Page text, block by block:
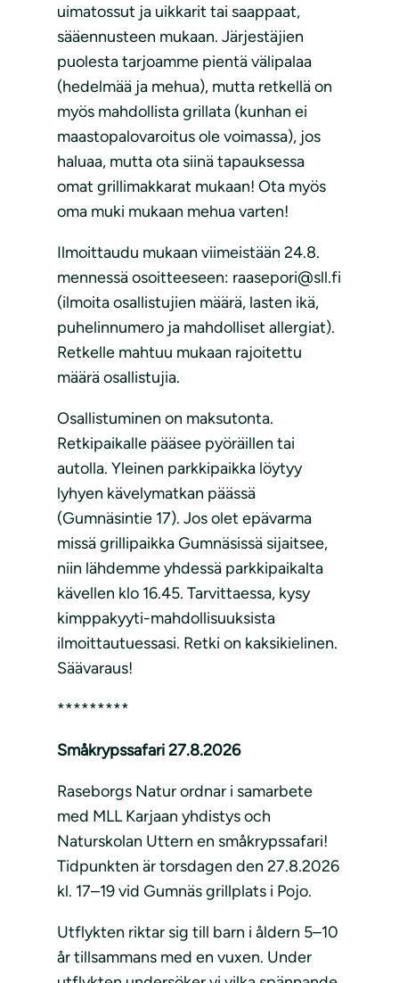
uimatossut ja uikkarit tai saappaat,
sääennusteen mukaan. Järjestäjien
puolesta tarjoamme pientä välipalaa
(hedelmää ja mehua), mutta retkellä on
myös mahdollista grillata (kunhan ei
maastopalovaroitus ole voimassa), jos
haluaa, mutta ota siinä tapauksessa
omat grillimakkarat mukaan! Ota myös
oma muki mukaan mehua varten!
Ilmoittaudu mukaan viimeistään 24.8.
mennessä osoitteeseen: raasepori@sll.fi
(ilmoita osallistujien määrä, lasten ikä,
puhelinnumero ja mahdolliset allergiat).
Retkelle mahtuu mukaan rajoitettu
määrä osallistujia.
Osallistuminen on maksutonta.
Retkipaikalle pääsee pyöräillen tai
autolla. Yleinen parkkipaikka löytyy
lyhyen kävelymatkan päässä
(Gumnäsintie 17). Jos olet epävarma
missä grillipaikka Gumnäsissä sijaitsee,
niin lähdemme yhdessä parkkipaikalta
kävellen klo 16.45. Tarvittaessa, kysy
kimppakyyti-mahdollisuuksista
ilmoittautuessasi. Retki on kaksikielinen.
Säävaraus!
*********
Småkrypssafari 27.8.2026
Raseborgs Natur ordnar i samarbete
med MLL Karjaan yhdistys och
Naturskolan Uttern en småkrypssafari!
Tidpunkten är torsdagen den 27.8.2026
kl. 17–19 vid Gumnäs grillplats i Pojo.
Utflykten riktar sig till barn i åldern 5–10
år tillsammans med en vuxen. Under